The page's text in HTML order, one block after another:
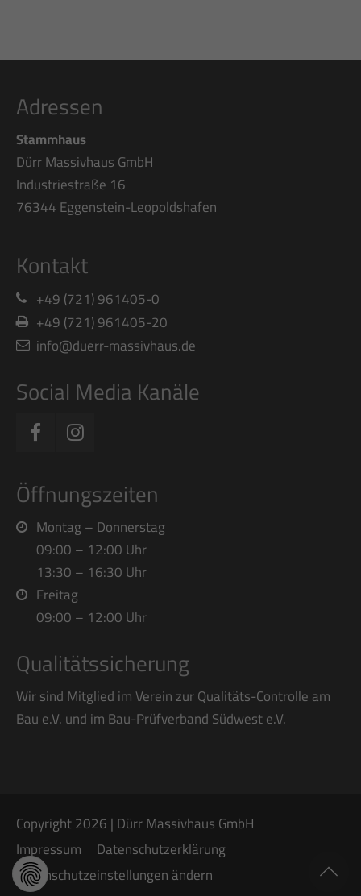
Adressen
Stammhaus
Dürr Massivhaus GmbH
Industriestraße 16
76344 Eggenstein-Leopoldshafen
Kontakt
+49 (721) 961405-0
+49 (721) 961405-20
info@duerr-massivhaus.de
Social Media Kanäle
Öffnungszeiten
Montag – Donnerstag
09:00 – 12:00 Uhr
13:30 – 16:30 Uhr
Freitag
09:00 – 12:00 Uhr
Qualitätssicherung
Wir sind Mitglied im Verein zur Qualitäts-Controlle am
Bau e.V. und im Bau-Prüfverband Südwest e.V.
Copyright 2026 | Dürr Massivhaus GmbH
Impressum
Datenschutzerklärung
Datenschutzeinstellungen ändern